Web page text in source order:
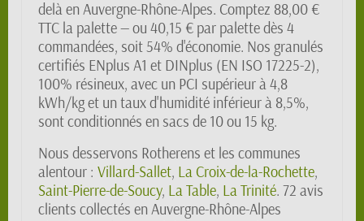
delà en Auvergne-Rhône-Alpes. Comptez 88,00 €
TTC la palette — ou 40,15 € par palette dès 4
commandées, soit 54% d'économie. Nos granulés
certifiés ENplus A1 et DINplus (EN ISO 17225-2),
100% résineux, avec un PCI supérieur à 4,8
kWh/kg et un taux d'humidité inférieur à 8,5%,
sont conditionnés en sacs de 10 ou 15 kg.
Nous desservons Rotherens et les communes
alentour : Villard-Sallet, La Croix-de-la-Rochette,
Saint-Pierre-de-Soucy, La Table, La Trinité. 72 avis
clients collectés en Auvergne-Rhône-Alpes